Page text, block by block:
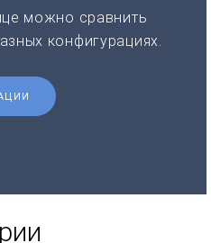
можно сравнить
конфигурациях.